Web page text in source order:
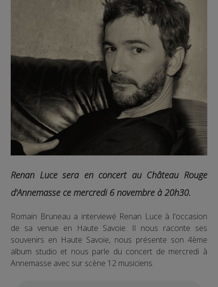
Renan Luce sera en concert au Château Rouge
d'Annemasse ce mercredi 6 novembre à 20h30.
Romain Bruneau a interviewé Renan Luce à l'occasion
de sa venue en Haute Savoie. Il nous raconte ses
souvenirs en Haute Savoie, nous présente son 4ème
album studio et nous parle du concert de mercredi à
Annemasse avec sur scène 12 musiciens.